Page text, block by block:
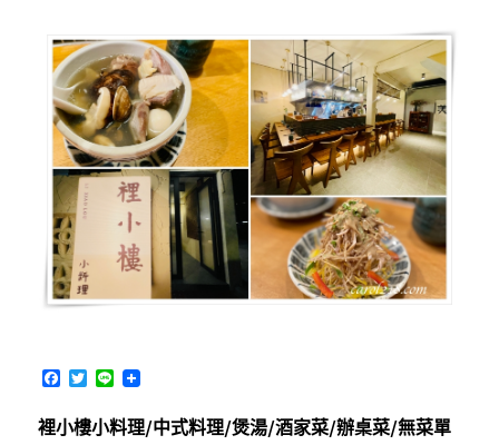
方
味
的
預
約
制
法
式
料
理，
每
兩
單〉
F
c
e
T
i
t
L
n
e
裡小樓小料理/中式料理/煲湯/酒家菜/辦桌菜/無菜單